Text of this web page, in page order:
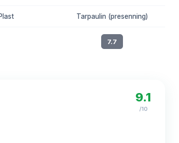
Plast Tarpaulin (presenning)
7.7
9.1
/10